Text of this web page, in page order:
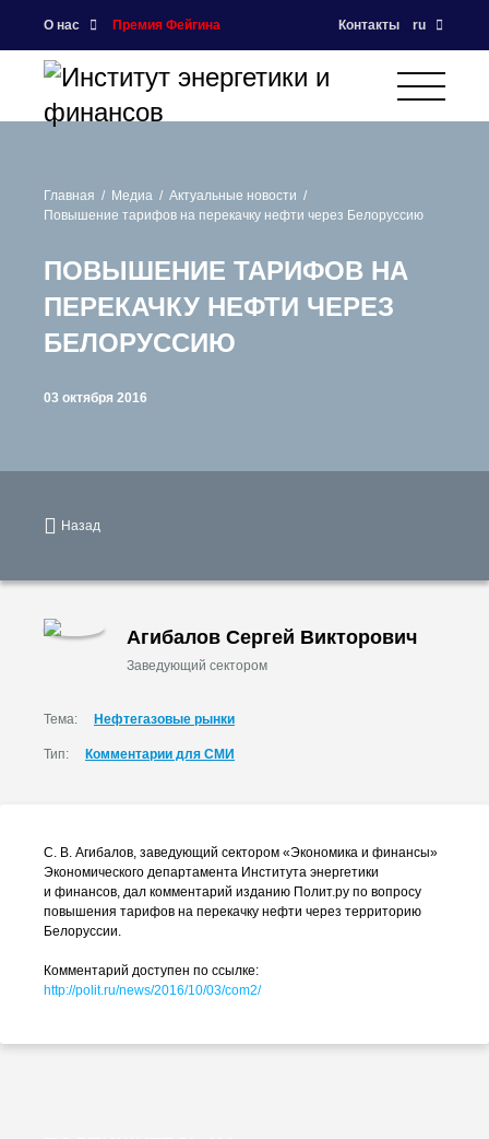
О нас Премия Фейгина Контакты ru
Главная Медиа
Актуальные новости
Повышение тарифов на перекачку нефти через Белоруссию
ПОВЫШЕНИЕ ТАРИФОВ НА
ПЕРЕКАЧКУ НЕФТИ ЧЕРЕЗ
БЕЛОРУССИЮ
03 октября 2016
Назад
Агибалов Сергей Викторович
Заведующий сектором
Тема: Нефтегазовые рынки
Тип: Комментарии для СМИ
С. В. Агибалов, заведующий сектором «Экономика и финансы»
Экономического департамента Института энергетики
и финансов, дал комментарий изданию Полит.ру по вопросу
повышения тарифов на перекачку нефти через территорию
Белоруссии.
Комментарий доступен по ссылке:
http://polit.ru/news/2016/10/03/com2/